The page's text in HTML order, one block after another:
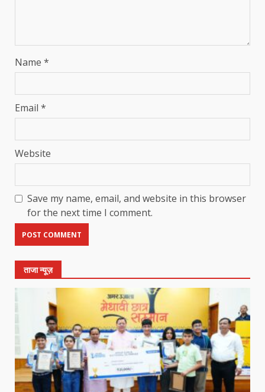
Name *
Email *
Website
Save my name, email, and website in this browser
for the next time I comment.
ताजा न्यूज़